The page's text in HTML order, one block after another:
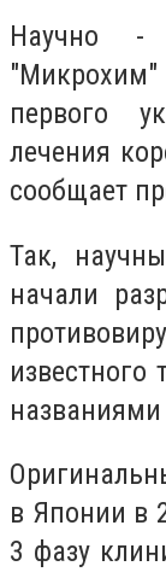
Научно -
первого
лечения
сообщает
Так,
начали
в Японии в
3 фазу